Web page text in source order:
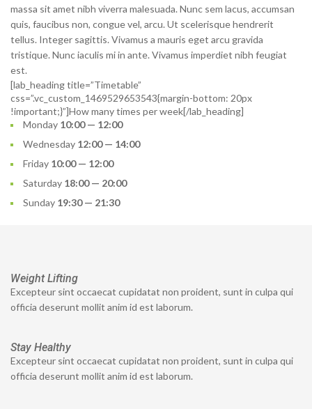
massa sit amet nibh viverra malesuada. Nunc sem lacus, accumsan
quis, faucibus non, congue vel, arcu. Ut scelerisque hendrerit
tellus. Integer sagittis. Vivamus a mauris eget arcu gravida
tristique. Nunc iaculis mi in ante. Vivamus imperdiet nibh feugiat
est.
[lab_heading title=”Timetable”
css=”.vc_custom_1469529653543{margin-bottom: 20px
!important;}”]How many times per week[/lab_heading]
Monday 10:00 — 12:00
Wednesday 12:00 — 14:00
Friday 10:00 — 12:00
Saturday 18:00 — 20:00
Sunday 19:30 — 21:30
Weight Lifting
Excepteur sint occaecat cupidatat non proident, sunt in culpa qui
officia deserunt mollit anim id est laborum.
Stay Healthy
Excepteur sint occaecat cupidatat non proident, sunt in culpa qui
officia deserunt mollit anim id est laborum.